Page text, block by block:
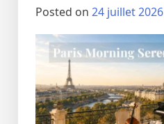
Posted on 24 juillet 2026